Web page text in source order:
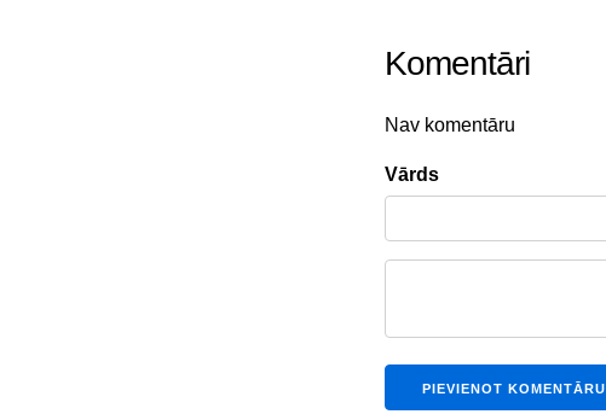
Komentāri
Nav komentāru
Vārds
PIEVIENOT KOMENTĀRU